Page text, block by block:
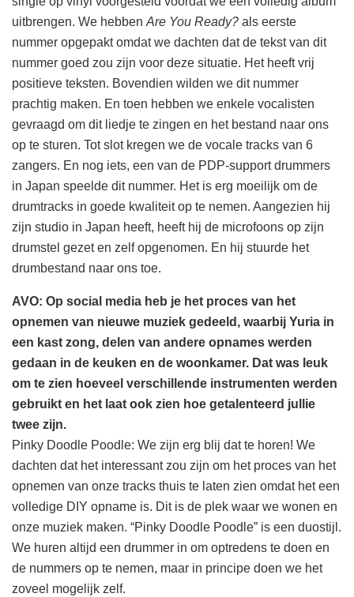
uitbrengen. We hebben Are You Ready? als eerste
nummer opgepakt omdat we dachten dat de tekst van dit
nummer goed zou zijn voor deze situatie. Het heeft vrij
positieve teksten. Bovendien wilden we dit nummer
prachtig maken. En toen hebben we enkele vocalisten
gevraagd om dit liedje te zingen en het bestand naar ons
op te sturen. Tot slot kregen we de vocale tracks van 6
zangers. En nog iets, een van de PDP-support drummers
in Japan speelde dit nummer. Het is erg moeilijk om de
drumtracks in goede kwaliteit op te nemen. Aangezien hij
zijn studio in Japan heeft, heeft hij de microfoons op zijn
drumstel gezet en zelf opgenomen. En hij stuurde het
drumbestand naar ons toe.
AVO: Op social media heb je het proces van het
opnemen van nieuwe muziek gedeeld, waarbij Yuria in
een kast zong, delen van andere opnames werden
gedaan in de keuken en de woonkamer. Dat was leuk
om te zien hoeveel verschillende instrumenten werden
gebruikt en het laat ook zien hoe getalenteerd jullie
twee zijn.
Pinky Doodle Poodle: We zijn erg blij dat te horen! We
dachten dat het interessant zou zijn om het proces van het
opnemen van onze tracks thuis te laten zien omdat het een
volledige DIY opname is. Dit is de plek waar we wonen en
onze muziek maken. “Pinky Doodle Poodle” is een duostijl.
We huren altijd een drummer in om optredens te doen en
de nummers op te nemen, maar in principe doen we het
zoveel mogelijk zelf.